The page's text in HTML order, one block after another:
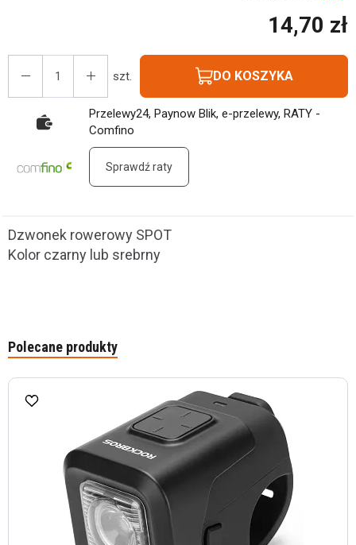
14,70 zł
szt. DO KOSZYKA
Przelewy24, Paynow Blik, e-przelewy, RATY -
Comfino
Sprawdź raty
Dzwonek rowerowy SPOT
Kolor czarny lub srebrny
Polecane produkty